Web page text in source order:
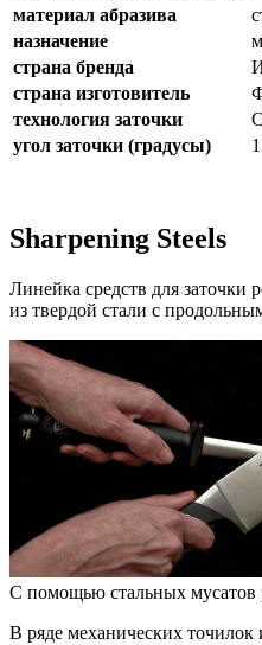
материал абразива
назначение
страна бренда
страна изготовитель
технология заточки
угол заточки (градусы)
Sharpening Steels
Линейка средств для
из твердой стали с
С помощью стальных мусатов
В ряде механических